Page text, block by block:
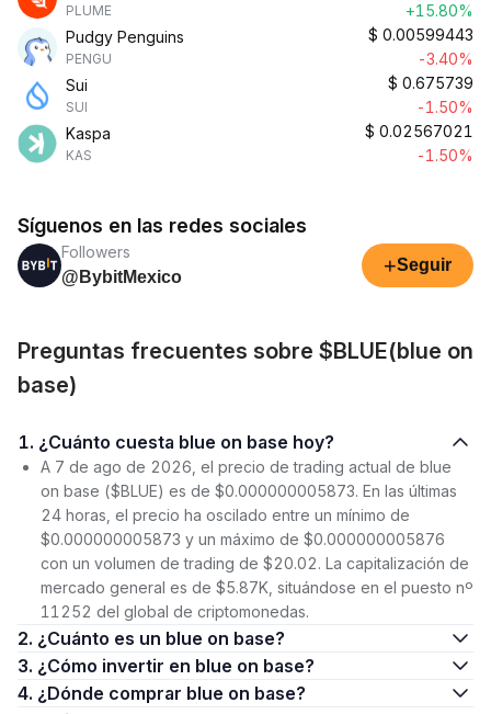
PLUME
+15.80%
Pudgy Penguins
PENGU
$ 0.00599443
-3.40%
Sui
SUI
$ 0.675739
-1.50%
Kaspa
KAS
$ 0.02567021
-1.50%
Síguenos en las redes sociales
Followers
@BybitMexico
+Seguir
Preguntas frecuentes sobre $BLUE(blue on
base)
1. ¿Cuánto cuesta blue on base hoy?
A 7 de ago de 2026, el precio de trading actual de blue
on base ($BLUE) es de $0.000000005873. En las últimas
24 horas, el precio ha oscilado entre un mínimo de
$0.000000005873 y un máximo de $0.000000005876
con un volumen de trading de $20.02. La capitalización de
mercado general es de $5.87K, situándose en el puesto nº
11252 del global de criptomonedas.
2. ¿Cuánto es un blue on base?
3. ¿Cómo invertir en blue on base?
4. ¿Dónde comprar blue on base?